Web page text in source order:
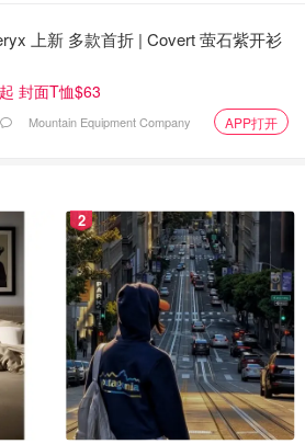
上新 多款首折 | Covert 萤石紫开衫
5.9折起 封面T恤$63
Mountain Equipment Company APP打开
2